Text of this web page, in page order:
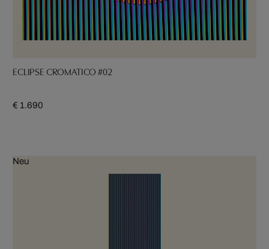
ECLIPSE CROMATICO #02
€ 1.690
Neu